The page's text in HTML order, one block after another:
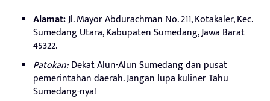
Alamat:Jl. Mayor Abdurachman No. 211, Kotakaler, Kec.
Sumedang Utara, Kabupaten Sumedang, Jawa Barat
45322.
Patokan:Dekat Alun-Alun Sumedang dan pusat
pemerintahan daerah. Jangan lupa kuliner Tahu
Sumedang-nya!